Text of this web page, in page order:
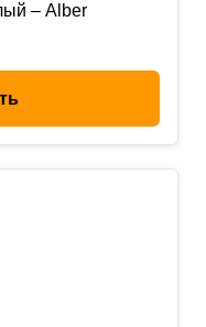
– Alber